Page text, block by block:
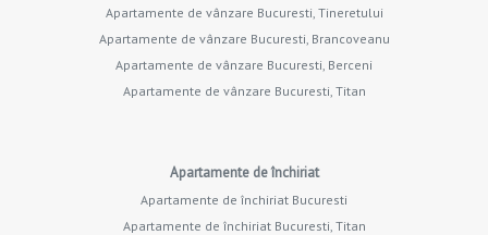
Apartamente de vânzare Bucuresti, Tineretului
Apartamente de vânzare Bucuresti, Brancoveanu
Apartamente de vânzare Bucuresti, Berceni
Apartamente de vânzare Bucuresti, Titan
Apartamente de închiriat
Apartamente de închiriat Bucuresti
Apartamente de închiriat Bucuresti, Titan